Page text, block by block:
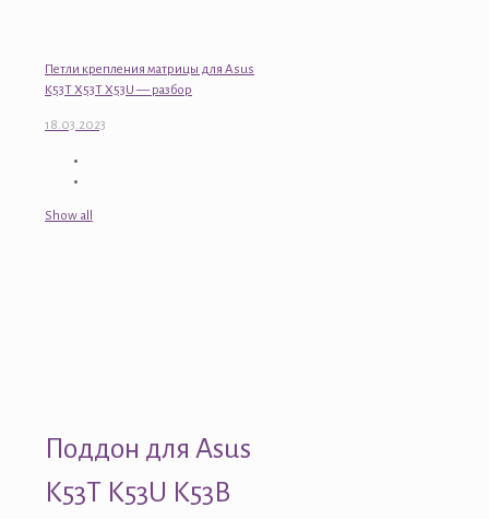
Петли крепления матрицы для Asus
K53T X53T X53U — разбор
18.03.2023
Show all
Поддон для Asus
K53T K53U K53B